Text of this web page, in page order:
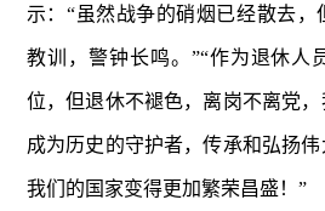
示：“虽然战争的硝烟已经散去，
教训，警钟长鸣。”“作为退休人
位，但退休不褪色，离岗不离党，
成为历史的守护者，传承和弘扬
我们的国家变得更加繁荣昌盛！”